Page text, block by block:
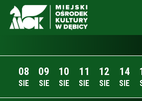
08
SIE
09
SIE
10
SIE
11
SIE
12
SIE
14
SIE